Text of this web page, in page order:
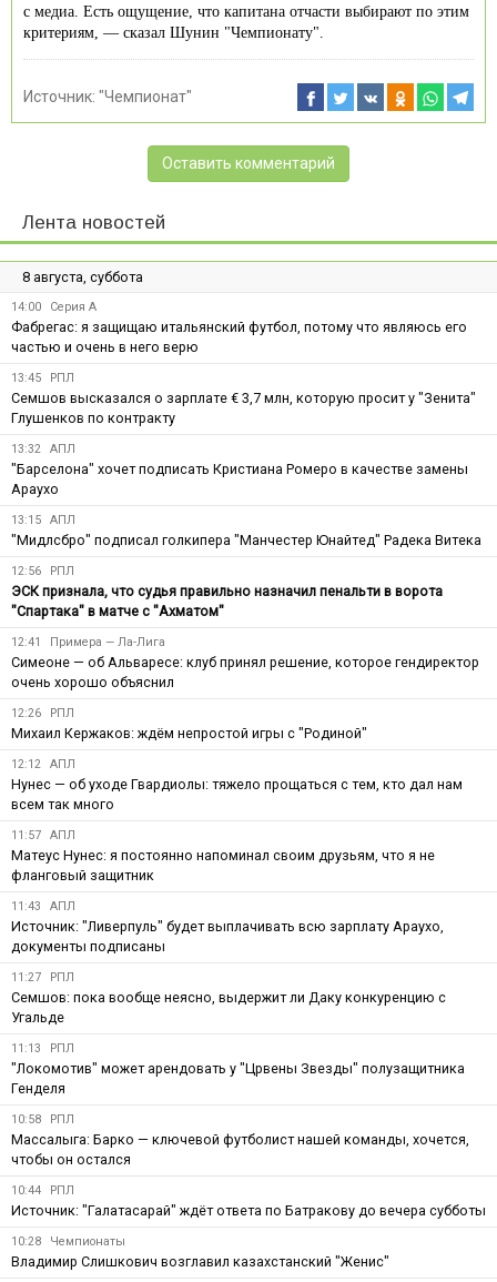
с медиа. Есть ощущение, что капитана отчасти выбирают по этим
критериям, — сказал Шунин "Чемпионату".
Источник: "Чемпионат"
Оставить комментарий
Лента новостей
8 августа, суббота
14:00 Серия А
Фабрегас: я защищаю итальянский футбол, потому что являюсь его
частью и очень в него верю
13:45 РПЛ
Семшов высказался о зарплате € 3,7 млн, которую просит у "Зенита"
Глушенков по контракту
13:32 АПЛ
"Барселона" хочет подписать Кристиана Ромеро в качестве замены
Араухо
13:15 АПЛ
"Мидлсбро" подписал голкипера "Манчестер Юнайтед" Радека Витека
12:56 РПЛ
ЭСК признала, что судья правильно назначил пенальти в ворота
"Спартака" в матче с "Ахматом"
12:41 Примера — Ла-Лига
Симеоне — об Альваресе: клуб принял решение, которое гендиректор
очень хорошо объяснил
12:26 РПЛ
Михаил Кержаков: ждём непростой игры с "Родиной"
12:12 АПЛ
Нунес — об уходе Гвардиолы: тяжело прощаться с тем, кто дал нам
всем так много
11:57 АПЛ
Матеус Нунес: я постоянно напоминал своим друзьям, что я не
фланговый защитник
11:43 АПЛ
Источник: "Ливерпуль" будет выплачивать всю зарплату Араухо,
документы подписаны
11:27 РПЛ
Семшов: пока вообще неясно, выдержит ли Даку конкуренцию с
Угальде
11:13 РПЛ
"Локомотив" может арендовать у "Црвены Звезды" полузащитника
Генделя
10:58 РПЛ
Массалыга: Барко — ключевой футболист нашей команды, хочется,
чтобы он остался
10:44 РПЛ
Источник: "Галатасарай" ждёт ответа по Батракову до вечера субботы
10:28 Чемпионаты
Владимир Слишкович возглавил казахстанский "Женис"